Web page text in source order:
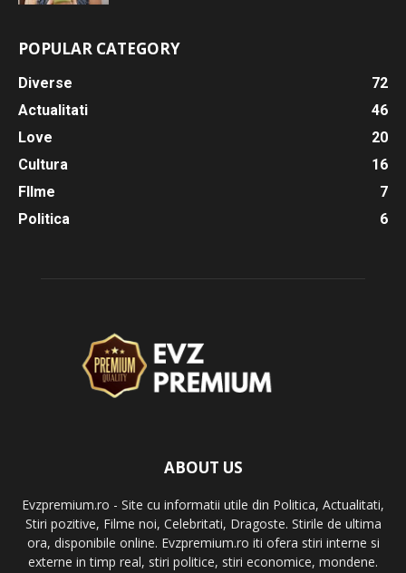
POPULAR CATEGORY
Diverse
72
Actualitati
46
Love
20
Cultura
16
FIlme
7
Politica
6
ABOUT US
Evzpremium.ro - Site cu informatii utile din Politica, Actualitati,
Stiri pozitive, Filme noi, Celebritati, Dragoste. Stirile de ultima
ora, disponibile online. Evzpremium.ro iti ofera stiri interne si
externe in timp real, stiri politice, stiri economice, mondene.